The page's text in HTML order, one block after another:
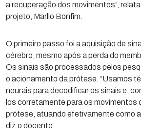
a recuperação dos movimentos”,
projeto, Marlio Bonfim.
O primeiro passo foi a aquisição de
cérebro, mesmo após a perda do
Os sinais são processados pelos
o acionamento da prótese. “Usamos
neurais para decodificar os sinais e,
los corretamente para os movimentos
prótese, atuando efetivamente como a
diz o docente.